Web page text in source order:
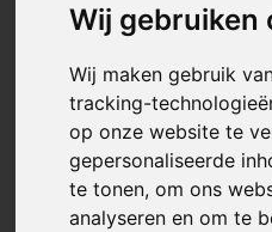
Wij gebruiken
Wij maken gebruik
tracking-
op onze website te
gepersonaliseerde
te tonen, om ons
analyseren en om te
plus
Artikelnummer: 127049